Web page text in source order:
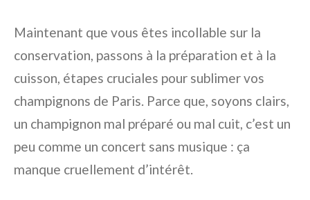
Maintenant que vous êtes incollable sur la
conservation, passons à la préparation et à la
cuisson, étapes cruciales pour sublimer vos
champignons de Paris. Parce que, soyons clairs,
un champignon mal préparé ou mal cuit, c’est un
peu comme un concert sans musique : ça
manque cruellement d’intérêt.